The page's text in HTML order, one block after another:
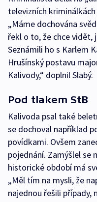
televizních
„Máme dochována
řekl o to, že chce vidět,
Seznámili ho s Karlem
Hrušínský postavu
Kalivody,“ doplnil Slabý.
Pod tlakem StB
Kalivoda psal také
se dochoval například
povídkami. Ovšem
pojednání. Zamýšlel se
historické období má
„Měl tím na mysli, že
najednou řešili případy,